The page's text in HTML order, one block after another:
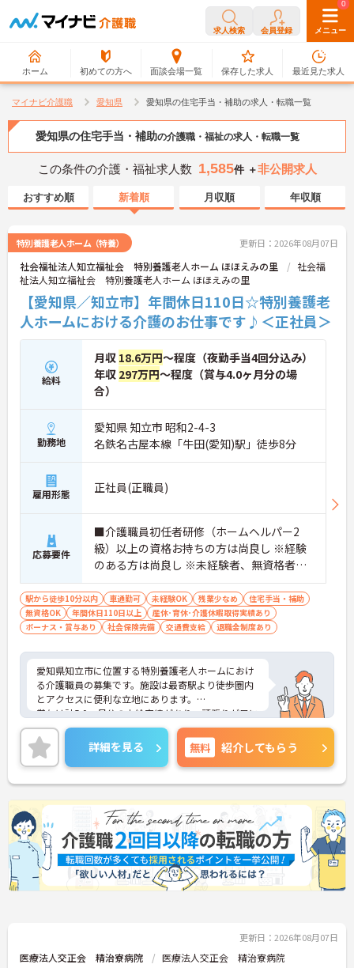
求人検索 会員登録 メニュー
ホーム 初めての方へ 面談会場一覧
0
保存した求人
0
最近見た求人
マイナビ介護職 愛知県 愛知県の住宅手当・補助の求人・転職一覧
愛知県の住宅手当・補助の介護職・福祉の求人・転職一覧
この条件の介護・福祉求人数 1,585件 ＋非公開求人
おすすめ順 新着順 月収順 年収順
特別養護老人ホーム（特養） 更新日：2026年08月07日
社会福祉法人知立福祉会 特別養護老人ホーム ほほえみの里
社会福
祉法人知立福祉会 特別養護老人ホーム ほほえみの里
【愛知県／知立市】年間休日110日☆特別養護老
人ホームにおける介護のお仕事です♪＜正社員＞
給料
月収 18.6万円～程度（夜勤手当4回分込み）
年収 297万円～程度（賞与4.0ヶ月分の場
合）
勤務地
愛知県 知立市 昭和2-4-3
名鉄名古屋本線「牛田(愛知)駅」徒歩8分
雇用形態 正社員(正職員)
応募要件
■介護職員初任者研修（ホームヘルパー2
級）以上の資格お持ちの方は尚良し ※経験
のある方は尚良し ※未経験者、無資格者応
相談
駅から徒歩10分以内 車通勤可 未経験OK 残業少なめ
住宅手当・補助
無資格OK
年間休日110日以上
産休･育休･介護休暇取得実績あり
ボーナス・賞与あり
社会保険完備 交通費支給 退職金制度あり
愛知県知立市に位置する特別養護老人ホームにおけ
る介護職員の募集です。施設は最寄駅より徒歩圏内
とアクセスに便利な立地にあります。
賞与は計5.0ヶ月分の支給実績があり、頑張りが目に
見える形できちんと評価される環境です。モチベー
ションアップにつながります。
ご興味のある方には、面接対策ポイントなど、さら
に詳細をご案内しますのでお気軽にご相談くださ
い！
詳細を見る 無料 紹介してもらう
更新日：2026年08月07日
医療法人交正会 精治寮病院 医療法人交正会 精治寮病院